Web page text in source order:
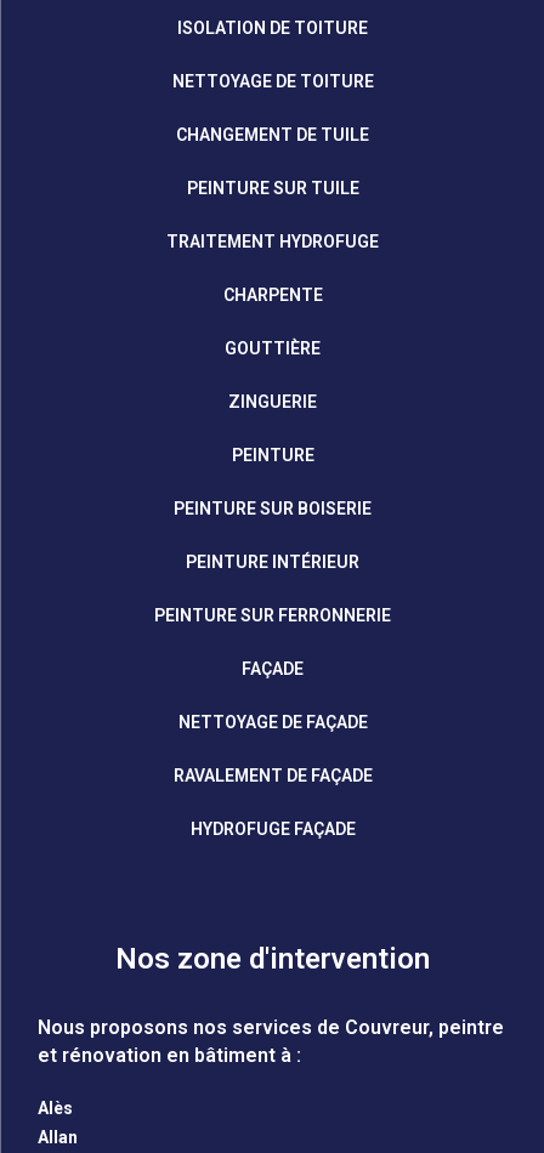
ISOLATION DE TOITURE
NETTOYAGE DE TOITURE
CHANGEMENT DE TUILE
PEINTURE SUR TUILE
TRAITEMENT HYDROFUGE
CHARPENTE
GOUTTIÈRE
ZINGUERIE
PEINTURE
PEINTURE SUR BOISERIE
PEINTURE INTÉRIEUR
PEINTURE SUR FERRONNERIE
FAÇADE
NETTOYAGE DE FAÇADE
RAVALEMENT DE FAÇADE
HYDROFUGE FAÇADE
Nos zone d'intervention
Nous proposons nos services de Couvreur, peintre
et rénovation en bâtiment à :
Alès
Allan